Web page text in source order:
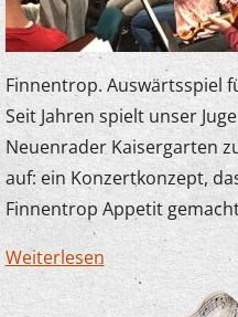
Finnentrop. Auswärtsspiel
Seit Jahren spielt unser
Neuenrader Kaisergarten
auf: ein Konzertkonzept,
Finnentrop Appetit
Weiterlesen über